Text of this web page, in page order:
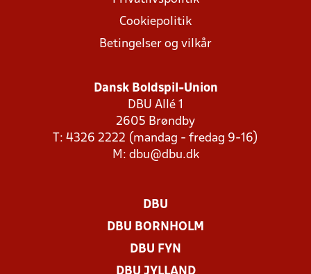
Cookiepolitik
Betingelser og vilkår
Dansk Boldspil-Union
DBU Allé 1
2605 Brøndby
T: 4326 2222 (mandag - fredag 9-16)
M: dbu@dbu.dk
DBU
DBU BORNHOLM
DBU FYN